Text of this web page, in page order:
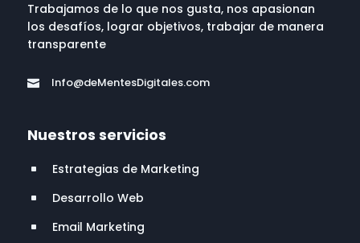
Trabajamos de lo que nos gusta, nos apasionan
los desafíos, lograr objetivos, trabajar de manera
transparente
 Info@deMentesDigitales.com
Nuestros servicios
^ Estrategias de Marketing
^ Desarrollo Web
^ Email Marketing